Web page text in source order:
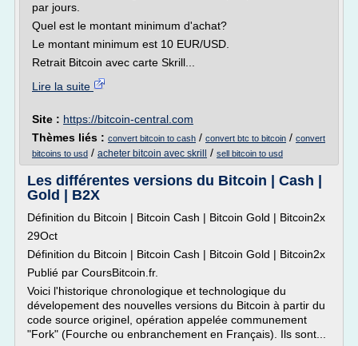
par jours.
Quel est le montant minimum d'achat?
Le montant minimum est 10 EUR/USD.
Retrait Bitcoin avec carte Skrill...
Lire la suite
Site : https://bitcoin-central.com
Thèmes liés : convert bitcoin to cash / convert btc to bitcoin / convert
bitcoins to usd / acheter bitcoin avec skrill / sell bitcoin to usd
Les différentes versions du Bitcoin | Cash |
Gold | B2X
Définition du Bitcoin | Bitcoin Cash | Bitcoin Gold | Bitcoin2x
29Oct
Définition du Bitcoin | Bitcoin Cash | Bitcoin Gold | Bitcoin2x
Publié par CoursBitcoin.fr.
Voici l'historique chronologique et technologique du
dévelopement des nouvelles versions du Bitcoin à partir du
code source originel, opération appelée communement
"Fork" (Fourche ou enbranchement en Français). Ils sont...